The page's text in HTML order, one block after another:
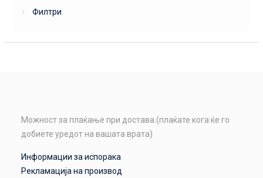
Филтри
Можност за плаќање при достава.(плаќате кога ќе го
добиете уредот на вашата врата)
Информации за испорака
Рекламација на производ